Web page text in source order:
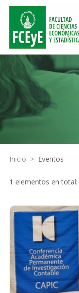
Inicio > Eventos
1 elementos en total: